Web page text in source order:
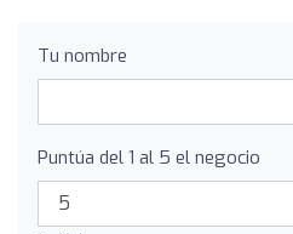
Tu nombre
Puntúa del 1 al 5 el negocio